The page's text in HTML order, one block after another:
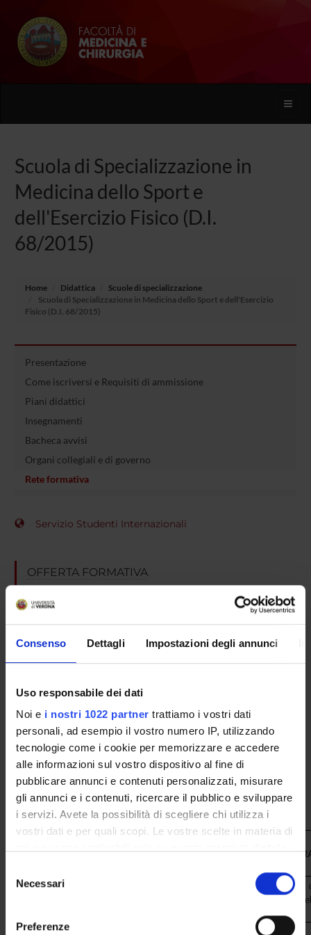
Consenso Dettagli Impostazioni degli annunci
Uso responsabile dei dati
Noi e i nostri 1022 partner trattiamo i vostri dati
personali, ad esempio il vostro numero IP, utilizzando
tecnologie come i cookie per memorizzare e accedere
alle informazioni sul vostro dispositivo al fine di
pubblicare annunci e contenuti personalizzati, misurare
gli annunci e i contenuti, ricercare il pubblico e sviluppare
i servizi. Avete la possibilità di scegliere chi utilizza i
vostri dati e per quali scopi. Le vostre scelte in materia di
modificare o revocare il proprio consenso in qualsiasi
momento dalla Dichiarazione sui cookie o facendo clic
delNecessari
Preferenze
Toggle
Scuola di Specializzazione in
Medicina dello Sport e
dell'Esercizio Fisico (D.I.
68/2015)
Home Didattica
Scuole di specializzazione
Scuola di Specializzazione in Medicina dello Sport e dell'Esercizio
Fisico (D.I. 68/2015)
Presentazione
Come iscriversi e Requisiti di ammissione
Piani didattici
Insegnamenti
Bacheca avvisi
Organi collegiali e di governo
Rete formativa
Servizio Studenti Internazionali
OFFERTA FORMATIVA
SEMESTRE FILTRO
CORSI DI LAUREA
POST LAUREA
ENTE
Policlinico "G.B. Rossi" - U.O.
d'urgenza (2604) - Medicina